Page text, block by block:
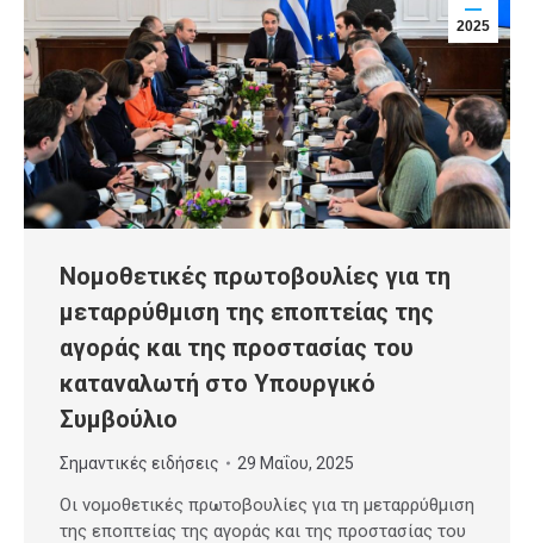
2025
Νομοθετικές πρωτοβουλίες για τη
μεταρρύθμιση της εποπτείας της
αγοράς και της προστασίας του
καταναλωτή στο Υπουργικό
Συμβούλιο
Σημαντικές ειδήσεις 29 Μαΐου, 2025
Οι νομοθετικές πρωτοβουλίες για τη μεταρρύθμιση
της εποπτείας της αγοράς και της προστασίας του